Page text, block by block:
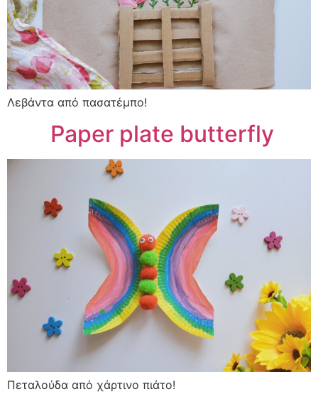
Λεβάντα από πασατέμπο!
Paper plate butterfly
Πεταλούδα από χάρτινο πιάτο!